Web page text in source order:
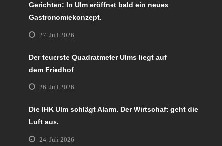
Gerichten: In Ulm eröffnet bald ein neues
Gastronomiekonzept.
27. Juli 2026
Der teuerste Quadratmeter Ulms liegt auf
dem Friedhof
26. Juli 2026
Die IHK Ulm schlägt Alarm. Der Wirtschaft geht die
Luft aus.
24. Juli 2026